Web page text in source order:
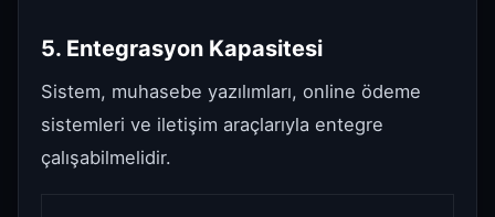
5. Entegrasyon Kapasitesi
Sistem, muhasebe yazılımları, online ödeme
sistemleri ve iletişim araçlarıyla entegre
çalışabilmelidir.